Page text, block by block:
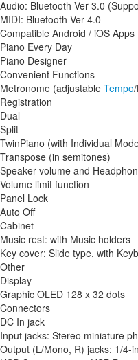
Audio: Bluetooth Ver 3.0
MIDI: Bluetooth Ver 4.0
Compatible Android / iOS Apps
Piano Every Day
Piano Designer
Convenient Functions
Metronome (adjustable Tempo
Registration
Dual
Split
TwinPiano (with Individual
Transpose (in semitones)
Speaker volume and
Volume limit function
Panel Lock
Auto Off
Cabinet
Music rest: with Music holders
Key cover: Slide type, with
Other
Display
Graphic OLED 128 x 32 dots
Connectors
DC In jack
Input jacks: Stereo miniature
Output (L/Mono, R) jacks: 1/4-